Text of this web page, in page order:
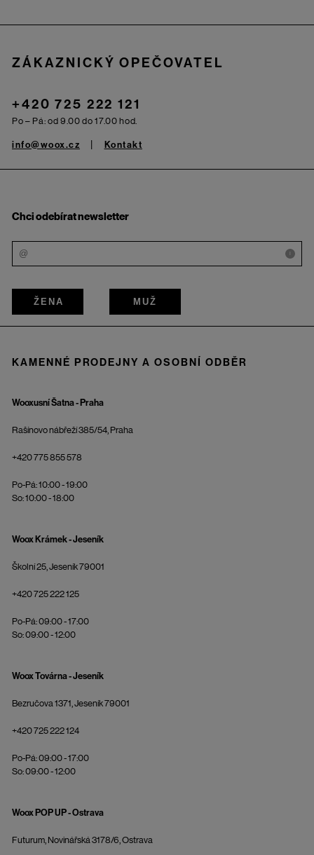
ZÁKAZNICKÝ OPEČOVATEL
+420 725 222 121
Po – Pá: od 9.00 do 17.00 hod.
info@woox.cz Kontakt
Chci odebírat newsletter
i
ŽENA MUŽ
KAMENNÉ PRODEJNY A OSOBNÍ ODBĚR
Wooxusní Šatna - Praha
Rašínovo nábřeží 385/54, Praha
+420 775 855 578
Po-Pá: 10:00 - 19:00
So: 10:00 - 18:00
Woox Krámek - Jeseník
Školní 25, Jeseník 79001
+420 725 222 125
Po-Pá: 09:00 - 17:00
So: 09:00 - 12:00
Woox Továrna - Jeseník
Bezručova 1371, Jeseník 79001
+420 725 222 124
Po-Pá: 09:00 - 17:00
So: 09:00 - 12:00
Woox POP UP - Ostrava
Futurum, Novinářská 3178/6, Ostrava